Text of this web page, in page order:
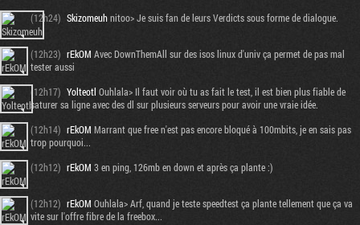
(12h24) Skizomeuhnitoo> Je suis fan de leurs Verdicts sous forme de dialogue.
(12h23) rEkOM Avec DownThemAll sur des isos linux d'univ ça permet de pas mal
tester aussi
(12h17) Yolteotl Ouhlala> Il faut voir où tu as fait le test, il est bien plus fiable de
saturer sa ligne avec des dl sur plusieurs serveurs pour avoir une vraie idée.
(12h14) rEkOM Marrant que free n'est pas encore bloqué à 100mbits, je en sais pas
trop pourquoi...
(12h12) rEkOM 3 en ping, 126mb en down et après ça plante :)
(12h12) rEkOM Ouhlala> Arf, quand je teste speedtest ça plante tellement que ça va
vite sur l'offre fibre de la freebox...